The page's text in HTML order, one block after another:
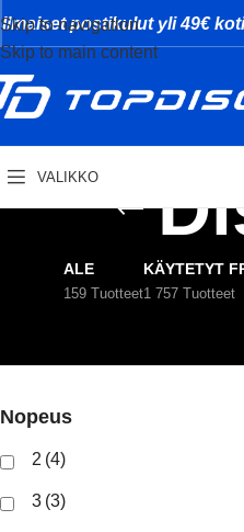
Skip to navigation
Skip to main content
Ilmaiset postikulut yli 49€
VALIKKO
ALE
159 Tuotteet
KÄYTETYT
1 757 Tuotteet
Nopeus
2 (4)
3 (3)